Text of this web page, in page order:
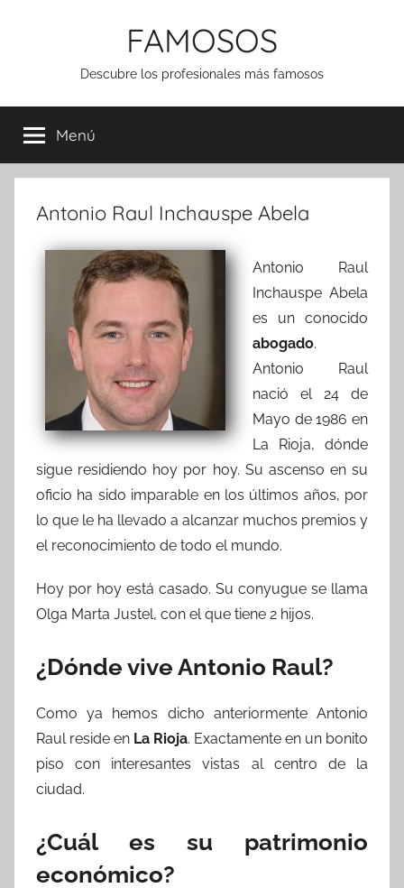
FAMOSOS
Descubre los profesionales más famosos
Menú
Antonio Raul Inchauspe Abela
Antonio Raul
Inchauspe Abela
es un conocido
abogado.
Antonio Raul
nació el 24 de
Mayo de 1986 en
La Rioja, dónde
sigue residiendo hoy por hoy. Su ascenso en su
oficio ha sido imparable en los últimos años, por
lo que le ha llevado a alcanzar muchos premios y
el reconocimiento de todo el mundo.
Hoy por hoy está casado. Su conyugue se llama
Olga Marta Justel, con el que tiene 2 hijos.
¿Dónde vive Antonio Raul?
Como ya hemos dicho anteriormente Antonio
Raul reside en La Rioja. Exactamente en un bonito
piso con interesantes vistas al centro de la
ciudad.
¿Cuál es su patrimonio
económico?